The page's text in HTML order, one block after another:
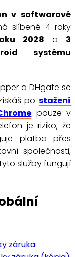
v softwarové
slíbené 4 roky
2028 a 3
systému
a DHgate se
postažení
pouze v
je riziko, že
platba přes
společnosti,
služby fungují
záruka